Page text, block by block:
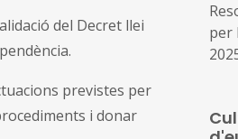
del Decret llei
previstes per
i donar
per